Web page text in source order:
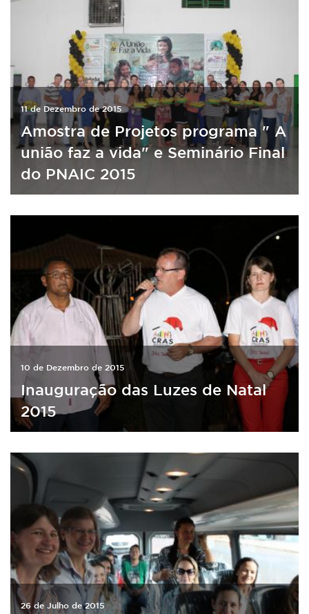
11 de Dezembro de 2015
Amostra de Projetos programa " A
união faz a vida" e Seminário Final
do PNAIC 2015
10 de Dezembro de 2015
Inauguração das Luzes de Natal
2015
26 de Julho de 2015